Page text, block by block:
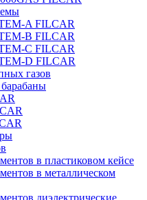
A FILCAR
B FILCAR
C FILCAR
D FILCAR
газов
в пластиковом кейсе
в металлическом
диэлектрические